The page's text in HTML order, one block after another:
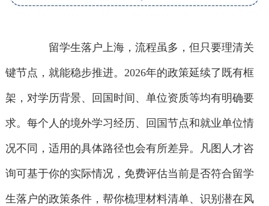
留学生落户上海，流程虽多，但只要理清关
键节点，就能稳步推进。2026年的政策延续了既有框
架，对学历背景、回国时间、单位资质等均有明确要
求。每个人的境外学习经历、回国节点和就业单位情
况不同，适用的具体路径也会有所差异。凡图人才咨
询可基于你的实际情况，免费评估当前是否符合留学
生落户的政策条件，帮你梳理材料清单、识别潜在风